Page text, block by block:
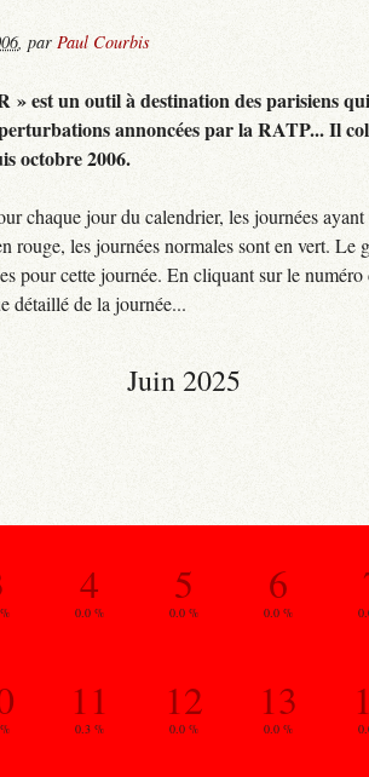
,parPaul Courbis
» est un outil à destination des parisiens
annoncées par la RATP... Il
octobre 2006.
chaque jour du calendrier, les journées
rouge, les journées normales sont en vert. Le
pour cette journée. En cliquant sur le
détaillé de la journée...
Juin 2025
4
0.0 %
5
0.0 %
6
0.0 %
11
0.3 %
12
0.0 %
13
0.0 %